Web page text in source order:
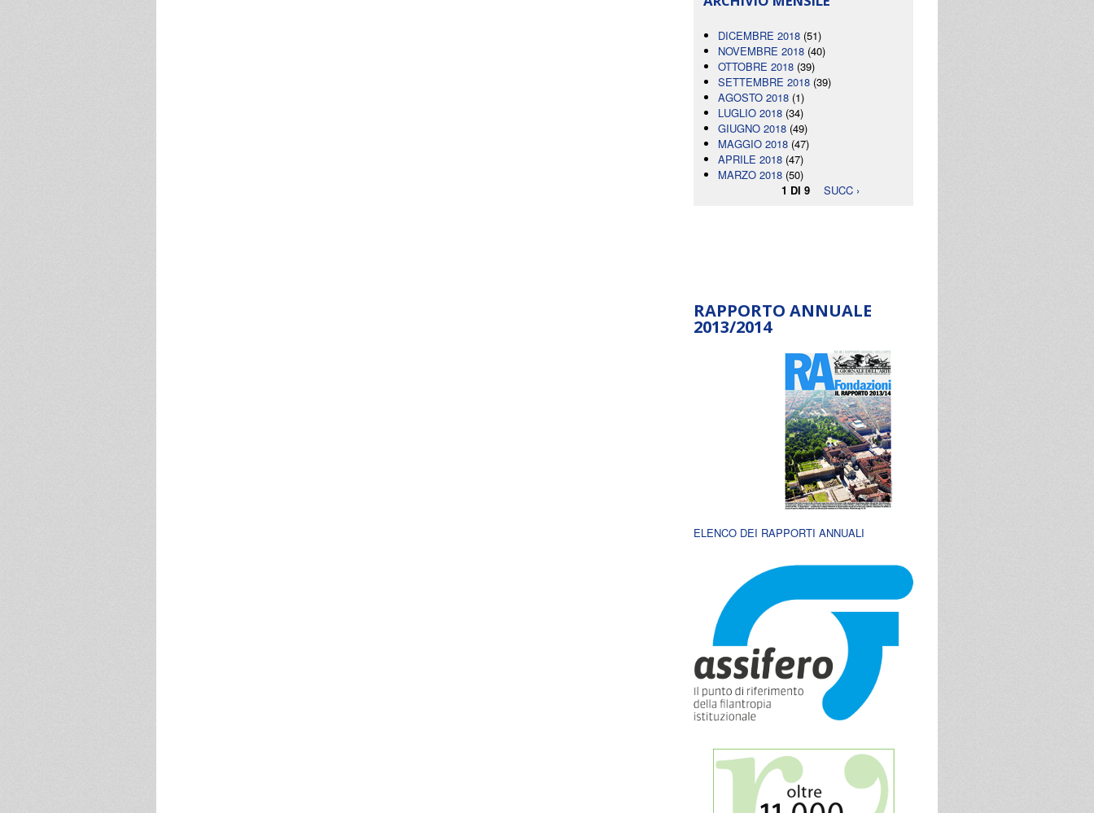
DICEMBRE 2018 (51)
NOVEMBRE 2018 (40)
OTTOBRE 2018 (39)
SETTEMBRE 2018 (39)
AGOSTO 2018 (1)
LUGLIO 2018 (34)
GIUGNO 2018 (49)
MAGGIO 2018 (47)
APRILE 2018 (47)
MARZO 2018 (50)
1 DI 9
SUCC ›
RAPPORTO ANNUALE
2013/2014
ELENCO DEI RAPPORTI ANNUALI